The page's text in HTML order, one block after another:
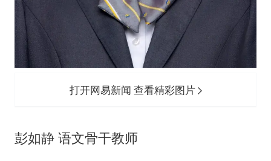
打开网易新闻 查看精彩图片
彭如静 语文骨干教师